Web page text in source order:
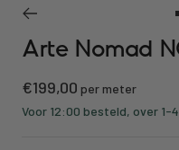
Arte Nomad
Kortings
prijs
€199,00 per meter
Voor 12:00 besteld, over 1-